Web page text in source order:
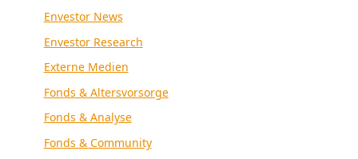
Envestor News
Envestor Research
Externe Medien
Fonds & Altersvorsorge
Fonds & Analyse
Fonds & Community